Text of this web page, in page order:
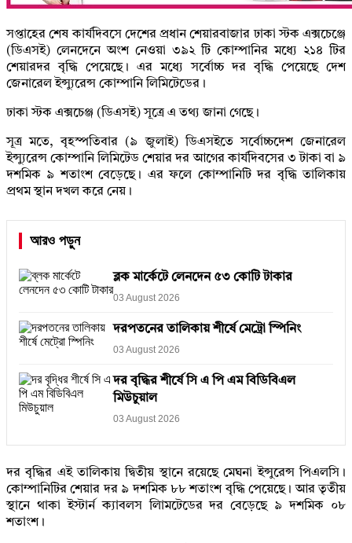
সপ্তাহের শেষ কার্যদিবসে দেশের প্রধান শেয়ারবাজার ঢাকা স্টক এক্সচেঞ্জে
(ডিএসই) লেনদেনে অংশ নেওয়া ৩৯২ টি কোম্পানির মধ্যে ২১৪ টির
শেয়ারদর বৃদ্ধি পেয়েছে। এর মধ্যে সর্বোচ্চ দর বৃদ্ধি পেয়েছে দেশ
জেনারেল ইন্স্যুরেন্স কোম্পানি লিমিটেডের।
ঢাকা স্টক এক্সচেঞ্জ (ডিএসই) সূত্রে এ তথ্য জানা গেছে।
সূত্র মতে, বৃহস্পতিবার (৯ জুলাই) ডিএসইতে সর্বোচ্চদেশ জেনারেল
ইন্স্যুরেন্স কোম্পানি লিমিটেড শেয়ার দর আগের কার্যদিবসের ৩ টাকা বা ৯
দশমিক ৯ শতাংশ বেড়েছে। এর ফলে কোম্পানিটি দর বৃদ্ধি তালিকায়
প্রথম স্থান দখল করে নেয়।
আরও পড়ুন
ব্লক মার্কেটে লেনদেন ৫৩ কোটি টাকার
03 August 2026
দরপতনের তালিকায় শীর্ষে মেট্রো স্পিনিং
03 August 2026
দর বৃদ্ধির শীর্ষে সি এ পি এম বিডিবিএল
মিউচুয়াল
03 August 2026
দর বৃদ্ধির এই তালিকায় দ্বিতীয় স্থানে রয়েছে মেঘনা ইন্সুরেন্স পিএলসি।
কোম্পানিটির শেয়ার দর ৯ দশমিক ৮৮ শতাংশ বৃদ্ধি পেয়েছে। আর তৃতীয়
স্থানে থাকা ইস্টার্ন ক্যাবলস লিামটেডের দর বেড়েছে ৯ দশমিক ০৮
শতাংশ।